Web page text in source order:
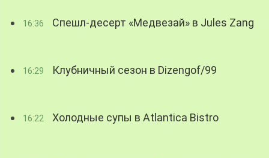
16:36 Спешл-десерт «Медвезай» в Jules Zang
16:29 Клубничный сезон в Dizengof/99
16:22 Холодные супы в Atlantica Bistro